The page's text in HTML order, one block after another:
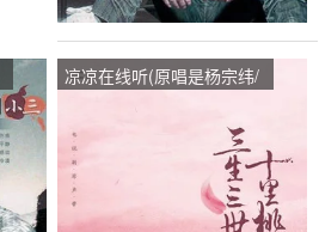
凉凉在线听(原唱是杨宗纬/
大演唱点播:29次